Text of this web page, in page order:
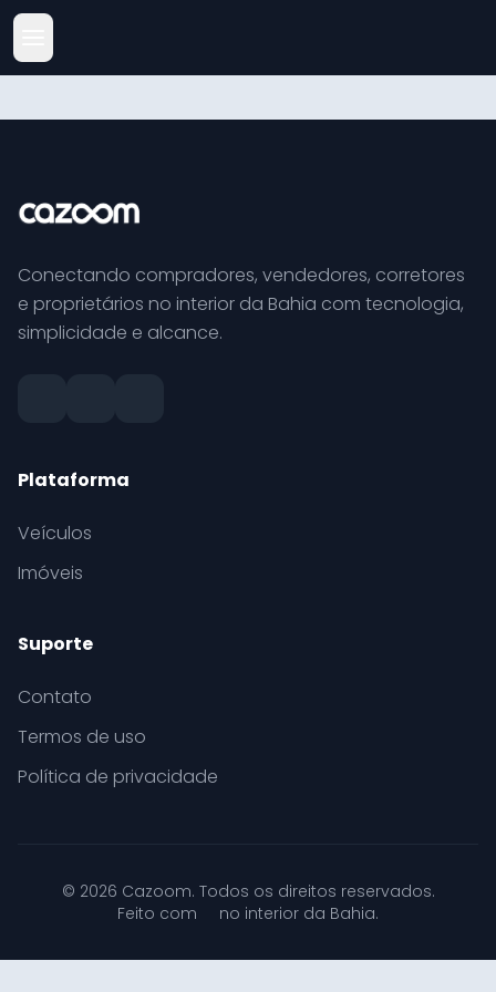
Conectando compradores, vendedores, corretores
e proprietários no interior da Bahia com tecnologia,
simplicidade e alcance.
Plataforma
Veículos
Imóveis
Suporte
Contato
Termos de uso
Política de privacidade
© 2026 Cazoom. Todos os direitos reservados.
Feito com
no interior da Bahia.